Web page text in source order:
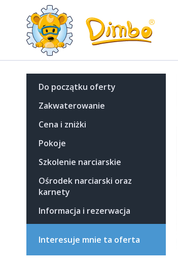
Do początku oferty
Zakwaterowanie
Cena i zniżki
Pokoje
Szkolenie narciarskie
Ośrodek narciarski oraz
karnety
Informacja i rezerwacja
Interesuje mnie ta oferta